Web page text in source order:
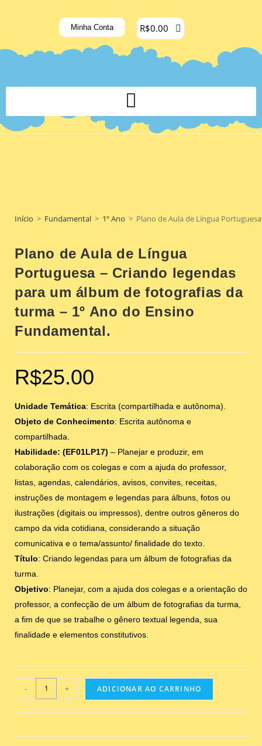
Minha Conta R$0.00
Início > Fundamental > 1º Ano > Plano de Aula de Língua
Plano de Aula de Língua
Portuguesa – Criando legendas
para um álbum de fotografias da
turma – 1º Ano do Ensino
Fundamental.
R$25.00
Unidade Temática: Escrita (compartilhada e autônoma).
Objeto de Conhecimento: Escrita autônoma e
compartilhada.
Habilidade: (EF01LP17) – Planejar e produzir, em
colaboração com os colegas e com a ajuda do professor,
listas, agendas, calendários, avisos, convites, receitas,
instruções de montagem e legendas para álbuns, fotos ou
ilustrações (digitais ou impressos), dentre outros gêneros do
campo da vida cotidiana, considerando a situação
comunicativa e o tema/assunto/ finalidade do texto.
Título: Criando legendas para um álbum de fotografias da
turma.
Objetivo: Planejar, com a ajuda dos colegas e a orientação do
professor, a confecção de um álbum de fotografias da turma,
a fim de que se trabalhe o gênero textual legenda, sua
finalidade e elementos constitutivos.
- + ADICIONAR AO CARRINHO